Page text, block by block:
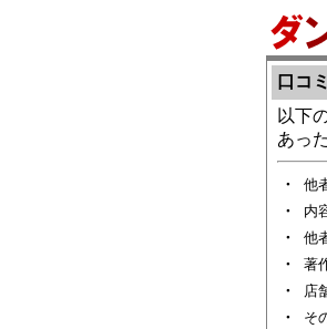
口コ
以下
あっ
・
他
・
内
・
他
・
著
・
店
・
そ